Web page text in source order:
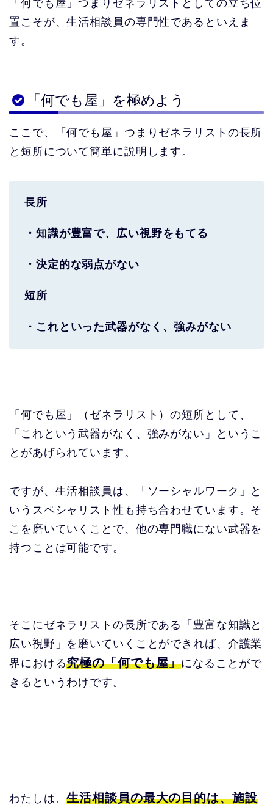
「何でも屋」つまりゼネラリスト としての立ち位
置こそが、生活相談員の専門性であるといえま
す。
「何でも屋」を極めよう
ここで、「何でも屋」つまりゼネラリストの長所
と短所について簡単に説明します。
長所
・知識が豊富で、広い視野をもてる
・決定的な弱点がない
短所
・これといった武器がなく、強みがない
「何でも屋」（ゼネラリスト）の短所として、
「これという武器がなく、強みがない」というこ
とがあげられています。
ですが、生活相談員は、「ソーシャルワーク」と
いうスペシャリスト性も持ち合わせています。そ
こを磨いていくことで、他の専門職にない武器を
持つことは可能です。
そこにゼネラリストの長所である「豊富な知識と
広い視野」を磨いていくことができれば、介護業
界における究極の「何でも屋」になることがで
きるというわけです。
わたしは、生活相談員の最大の目的は、施設